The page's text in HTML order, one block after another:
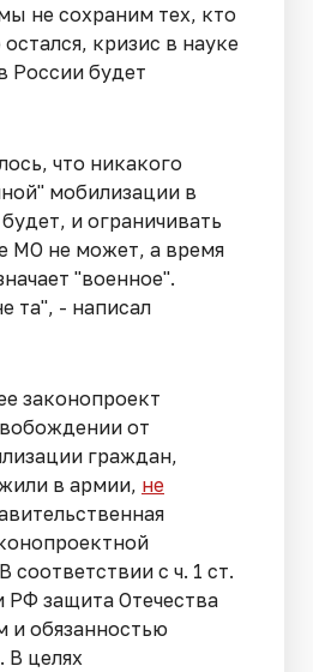
не сохраним тех, кто
кризис в науке
России будет
что никакого
мобилизации в
и ограничивать
МО не может, а время
"военное".
та", - написал
законопроект
от
граждан,
в армии, не
соответствии с ч. 1 ст.
РФ защита Отечества
и обязанностью
В целях